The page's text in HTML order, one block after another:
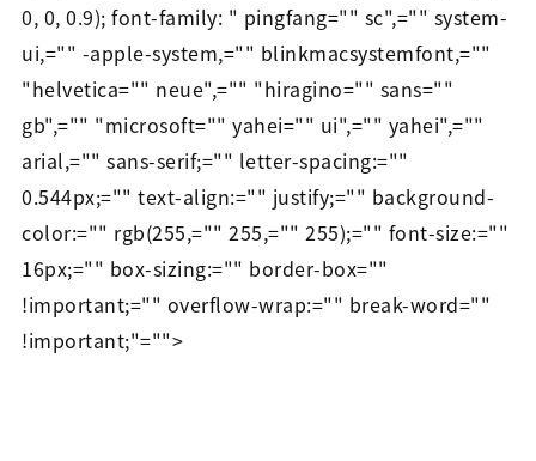
0, 0, 0.9); font-family: " pingfang="" sc",="" system-
ui,="" -apple-system,="" blinkmacsystemfont,=""
"helvetica="" neue",="" "hiragino="" sans=""
gb",="" "microsoft="" yahei="" ui",="" yahei",=""
arial,="" sans-serif;="" letter-spacing:=""
0.544px;="" text-align:="" justify;="" background-
color:="" rgb(255,="" 255,="" 255);="" font-size:=""
16px;="" box-sizing:="" border-box=""
!important;="" overflow-wrap:="" break-word=""
!important;"="">